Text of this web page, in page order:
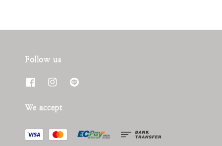
Follow us
We accept